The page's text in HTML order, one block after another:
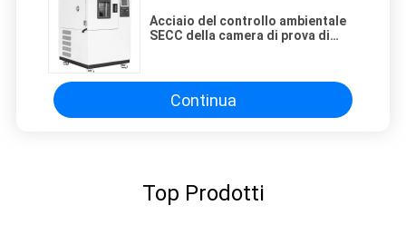
Acciaio del controllo ambientale
SECC della camera di prova di
Continua
Top Prodotti